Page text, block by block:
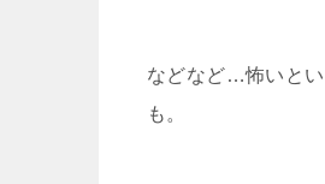
などなど…怖いとい
も。